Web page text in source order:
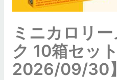
ミニカロリ
ク 10箱セッ
2026/09/30】